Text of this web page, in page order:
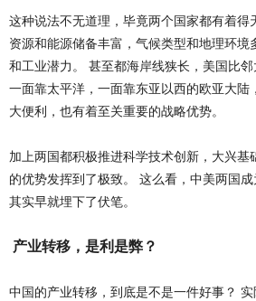
这种说法不无道理，毕竟两个国家都有着得
资源和能源储备丰富，气候类型和地理环境
和工业潜力。 甚至都海岸线狭长，美国比
一面靠太平洋，一面靠东亚以西的欧亚大陆
大便利，也有着至关重要的战略优势。
加上两国都积极推进科学技术创新，大兴基
的优势发挥到了极致。 这么看，中美两国
其实早就埋下了伏笔。
产业转移，是利是弊？
中国的产业转移，到底是不是一件好事？